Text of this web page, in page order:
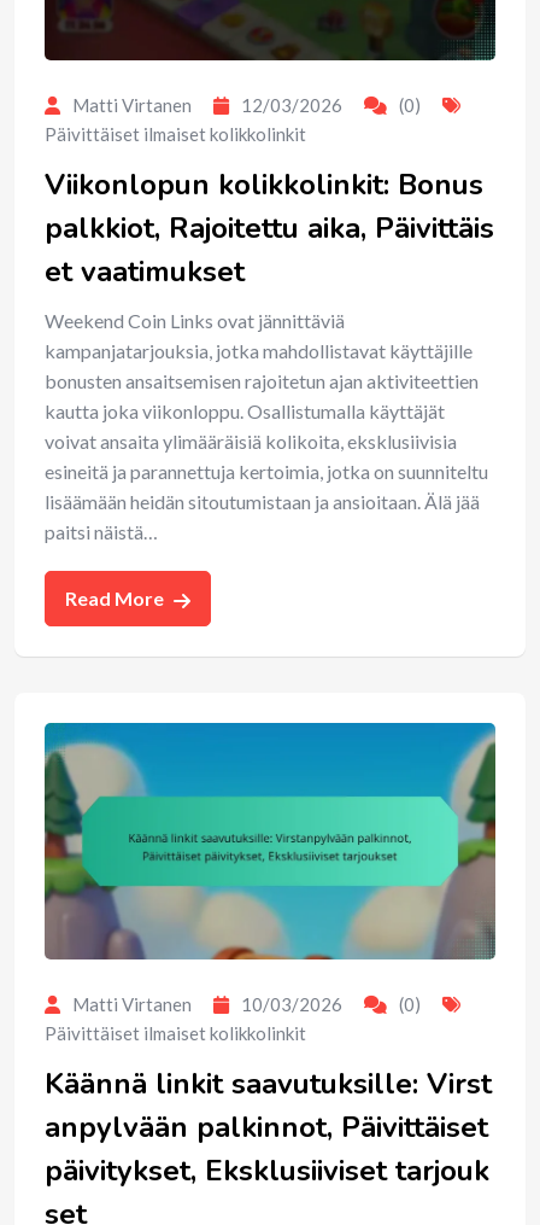
Matti Virtanen 12/03/2026
(0)
Päivittäiset ilmaiset kolikkolinkit
Viikonlopun kolikkolinkit: Bonus
palkkiot, Rajoitettu aika, Päivittäis
et vaatimukset
Weekend Coin Links ovat jännittäviä
kampanjatarjouksia, jotka mahdollistavat käyttäjille
bonusten ansaitsemisen rajoitetun ajan aktiviteettien
kautta joka viikonloppu. Osallistumalla käyttäjät
voivat ansaita ylimääräisiä kolikoita, eksklusiivisia
esineitä ja parannettuja kertoimia, jotka on suunniteltu
lisäämään heidän sitoutumistaan ja ansioitaan. Älä jää
paitsi näistä…
Read More
Matti Virtanen 10/03/2026
(0)
Päivittäiset ilmaiset kolikkolinkit
Käännä linkit saavutuksille: Virst
anpylvään palkinnot, Päivittäiset
päivitykset, Eksklusiiviset tarjouk
set